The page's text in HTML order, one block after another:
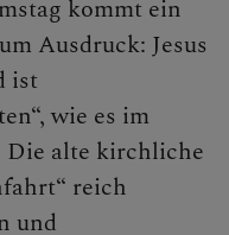
kommt ein
Ausdruck: Jesus
ist
wie es im
Die alte kirchliche
reich
und